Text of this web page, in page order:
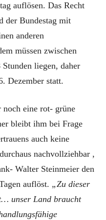
auflösen. Das Recht
der Bundestag mit
anderen
müssen zwischen
liegen, daher
Dezember statt.
eine rot- grüne
bleibt ihm bei Frage
auch keine
nachvollziehbar ,
Walter Steinmeier den
auflöst. „Zu dieser
unser Land braucht